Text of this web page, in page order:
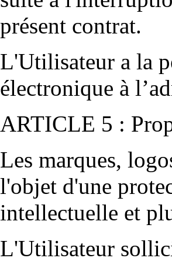
présent contrat.
L'Utilisateur a la
électronique à
ARTICLE 5 :
Les marques,
l'objet d'une
intellectuelle et
L'Utilisateur